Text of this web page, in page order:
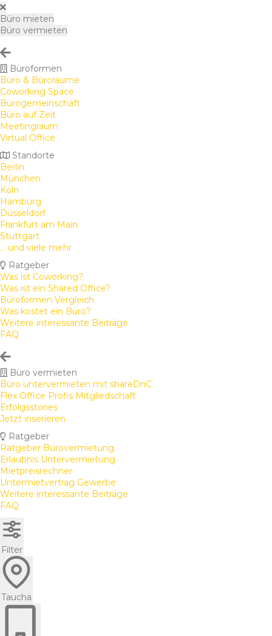
Büro mieten
Büro vermieten
Büroformen
Büro & Büroräume
Coworking Space
Bürogemeinschaft
Büro auf Zeit
Meetingraum
Virtual Office
Standorte
Berlin
München
Köln
Hamburg
Düsseldorf
Frankfurt am Main
Stuttgart
... und viele mehr
Ratgeber
Was ist Coworking?
Was ist ein Shared Office?
Büroformen Vergleich
Was kostet ein Büro?
Weitere interessante Beiträge
FAQ
Büro vermieten
Büro untervermieten mit shareDnC
Flex Office Profis Mitgliedschaft
Erfolgsstories
Jetzt inserieren
Ratgeber
Ratgeber Bürovermietung
Erlaubnis Untervermietung
Mietpreisrechner
Untermietvertrag Gewerbe
Weitere interessante Beiträge
FAQ
Filter
Taucha